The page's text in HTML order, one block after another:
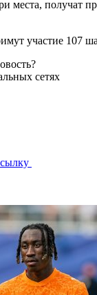
места, получат
участие 107
сетях